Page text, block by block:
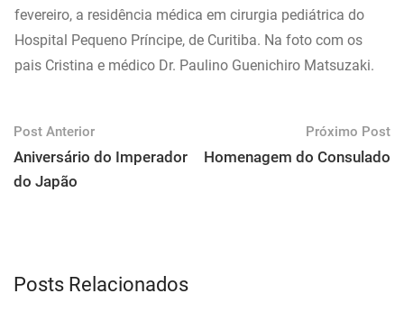
fevereiro, a residência médica em cirurgia pediátrica do
Hospital Pequeno Príncipe, de Curitiba. Na foto com os
pais Cristina e médico Dr. Paulino Guenichiro Matsuzaki.
Post Anterior
Aniversário do Imperador
do Japão
Próximo Post
Homenagem do Consulado
Posts Relacionados